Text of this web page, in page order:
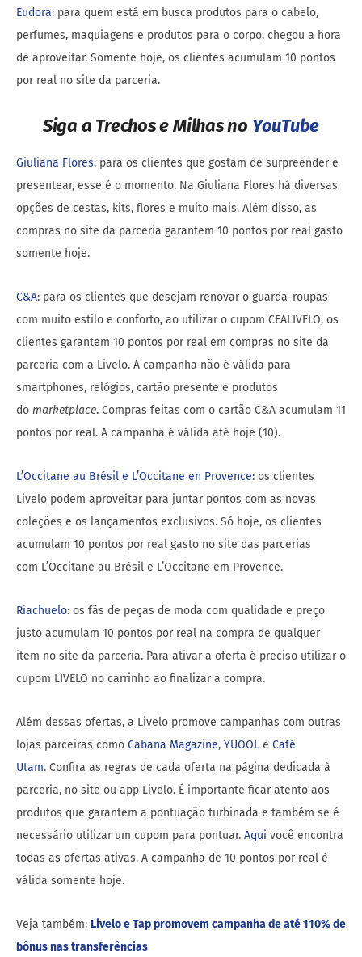
Eudora: para quem está em busca produtos para o cabelo,
perfumes, maquiagens e produtos para o corpo, chegou a hora
de aproveitar. Somente hoje, os clientes acumulam 10 pontos
por real no site da parceria.
Siga a Trechos e Milhas no YouTube
Giuliana Flores: para os clientes que gostam de surpreender e
presentear, esse é o momento. Na Giuliana Flores há diversas
opções de cestas, kits, flores e muito mais. Além disso, as
compras no site da parceria garantem 10 pontos por real gasto
somente hoje.
C&A: para os clientes que desejam renovar o guarda-roupas
com muito estilo e conforto, ao utilizar o cupom CEALIVELO, os
clientes garantem 10 pontos por real em compras no site da
parceria com a Livelo. A campanha não é válida para
smartphones, relógios, cartão presente e produtos
do marketplace. Compras feitas com o cartão C&A acumulam 11
pontos por real. A campanha é válida até hoje (10).
L’Occitane au Brésil e L’Occitane en Provence: os clientes
Livelo podem aproveitar para juntar pontos com as novas
coleções e os lançamentos exclusivos. Só hoje, os clientes
acumulam 10 pontos por real gasto no site das parcerias
com L’Occitane au Brésil e L’Occitane em Provence.
Riachuelo: os fãs de peças de moda com qualidade e preço
justo acumulam 10 pontos por real na compra de qualquer
item no site da parceria. Para ativar a oferta é preciso utilizar o
cupom LIVELO no carrinho ao finalizar a compra.
Além dessas ofertas, a Livelo promove campanhas com outras
lojas parceiras como Cabana Magazine, YUOOL e Café
Utam. Confira as regras de cada oferta na página dedicada à
parceria, no site ou app Livelo. É importante ficar atento aos
produtos que garantem a pontuação turbinada e também se é
necessário utilizar um cupom para pontuar. Aqui você encontra
todas as ofertas ativas. A campanha de 10 pontos por real é
válida somente hoje.
Veja também: Livelo e Tap promovem campanha de até 110% de
bônus nas transferências